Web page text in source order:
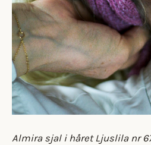
Almira sjal i håret Ljuslila nr